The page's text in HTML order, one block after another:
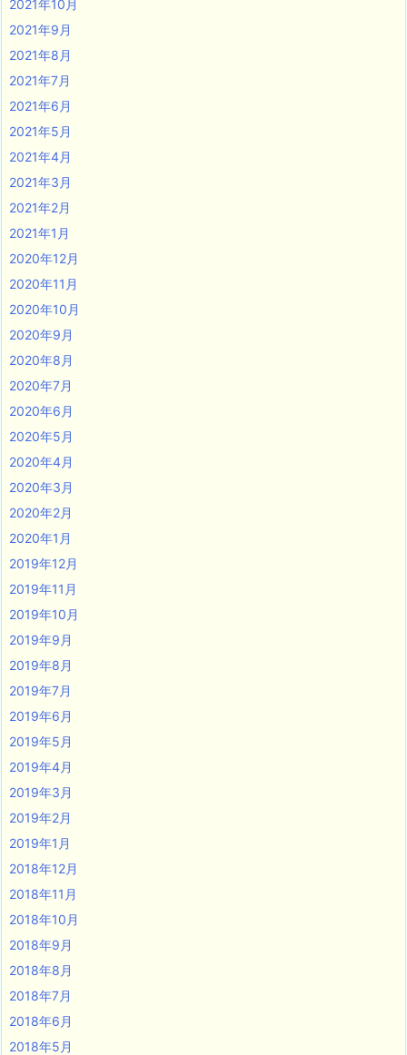
2021年10月
2021年9月
2021年8月
2021年7月
2021年6月
2021年5月
2021年4月
2021年3月
2021年2月
2021年1月
2020年12月
2020年11月
2020年10月
2020年9月
2020年8月
2020年7月
2020年6月
2020年5月
2020年4月
2020年3月
2020年2月
2020年1月
2019年12月
2019年11月
2019年10月
2019年9月
2019年8月
2019年7月
2019年6月
2019年5月
2019年4月
2019年3月
2019年2月
2019年1月
2018年12月
2018年11月
2018年10月
2018年9月
2018年8月
2018年7月
2018年6月
2018年5月